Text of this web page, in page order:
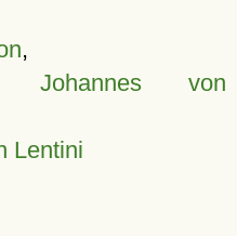
,
Johannes von
Lentini